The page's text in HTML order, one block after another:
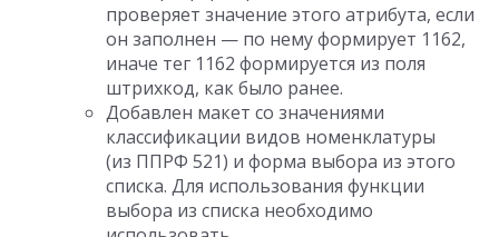
проверяет значение этого атрибута, если
он заполнен — по нему формирует 1162,
иначе тег 1162 формируется из поля
штрихкод, как было ранее.
Добавлен макет со значениями
классификации видов номенклатуры
(из ППРФ 521) и форма выбора из этого
списка. Для использования функции
выбора из списка необходимо